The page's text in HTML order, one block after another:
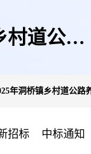
村道公路
年洞桥镇乡村道公路
招标 中标通知